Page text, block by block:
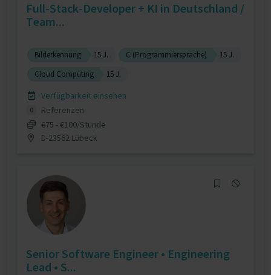
Full-Stack-Developer + KI in Deutschland /
Team...
Bilderkennung 15 J. C (Programmiersprache)
15 J.
Cloud Computing
15 J.
Verfügbarkeit einsehen
0
Referenzen
€75 - €100/Stunde
D-23562 Lübeck
Senior Software Engineer • Engineering
Lead • S...